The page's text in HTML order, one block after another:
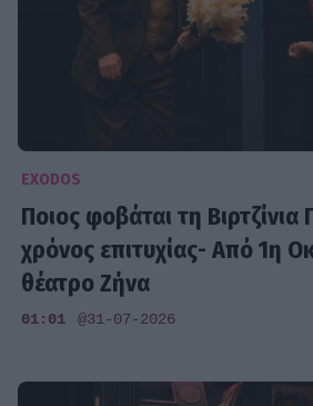
EXODOS
Ποιος φοβάται τη
χρόνος επιτυχίας- Από 1η
θέατρο Ζήνα
01:01 @31-07-2026